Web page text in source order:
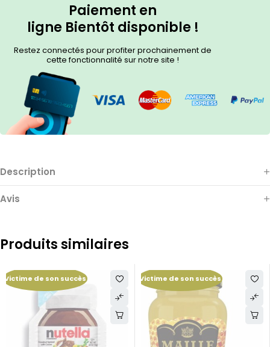
Paiement en
ligne Bientôt disponible !
Restez connectés pour profiter prochainement de
cette fonctionnalité sur notre site !
Description
Avis
Produits similaires
Victime de son succès Victime de son succès